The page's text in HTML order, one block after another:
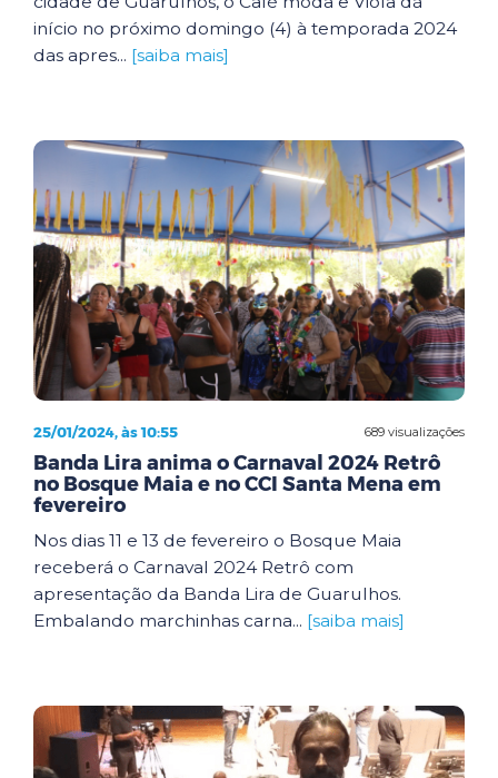
início no próximo domingo (4) à temporada 2024
das apres... [saiba mais]
689 visualizações
25/01/2024, às 10:55
Banda Lira anima o Carnaval 2024 Retrô
no Bosque Maia e no CCI Santa Mena em
fevereiro
Nos dias 11 e 13 de fevereiro o Bosque Maia
receberá o Carnaval 2024 Retrô com
apresentação da Banda Lira de Guarulhos.
Embalando marchinhas carna... [saiba mais]